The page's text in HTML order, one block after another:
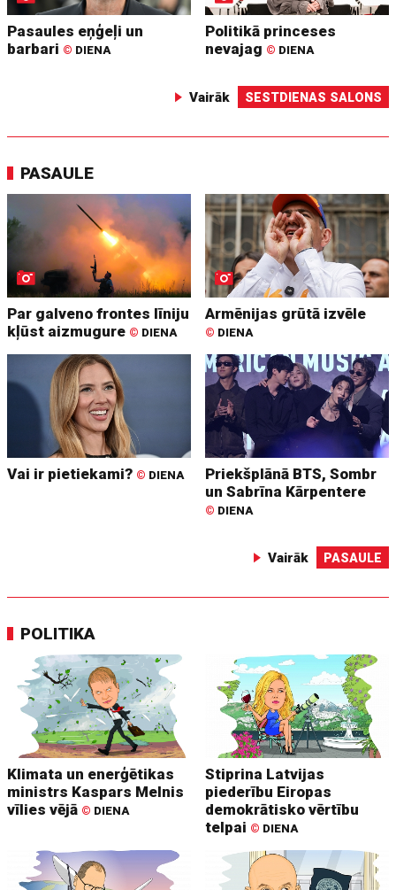
Pasaules eņģeļi un
barbari © DIENA
Politikā princeses
nevajag © DIENA
Vairāk SESTDIENAS SALONS
PASAULE
Par galveno frontes līniju
kļūst aizmugure © DIENA
Armēnijas grūtā izvēle
© DIENA
Vai ir pietiekami? © DIENA
Priekšplānā BTS, Sombr
un Sabrīna Kārpentere
© DIENA
Vairāk PASAULE
POLITIKA
Klimata un enerģētikas
ministrs Kaspars Melnis
vīlies vējā © DIENA
Stiprina Latvijas
piederību Eiropas
demokrātisko vērtību
telpai © DIENA